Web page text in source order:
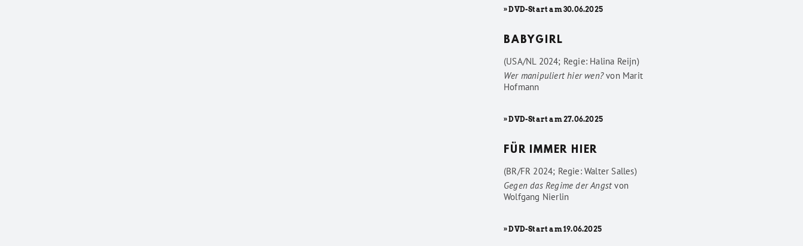
» DVD-Start am 30.06.2025
BABYGIRL
(USA/NL 2024; Regie: Halina Reijn)
Wer manipuliert hier wen?von Marit
Hofmann
» DVD-Start am 27.06.2025
FÜR IMMER HIER
(BR/FR 2024; Regie: Walter Salles)
Gegen das Regime der Angstvon
Wolfgang Nierlin
» DVD-Start am 19.06.2025